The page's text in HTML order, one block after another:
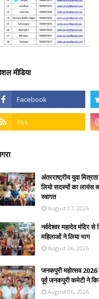
मीडिया
अंतरराष्ट्रीय युवा
लियो सदस्यों का लायंस
स्वागत
August 07, 2026
नर्वदेश्वर महादेव मंदिर
महिलाओं ने लिया भाग
August 06, 2026
जनकपुरी महोत्सव 2026
पूर्व जनकपुरी कमेटी ने
August 06, 2026